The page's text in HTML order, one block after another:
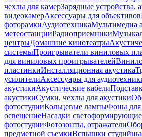
чехлы для камерЗарядные устройства,
видеокамерАксессуары для объективов
фоторамкиАудиотехникаМультимедиа
метеостанцииРадиоприемники
центрыДомашние кинотеатры
системыПроигрыватели виниловых
для виниловых проигрывателей
пластинкиИнсталляционная акустика
усилителиАксессуары для
акустикиАкустические кабели
акустикиСумки, чехлы для акустики
фотостудииКольцевые лампыФоны для
освещениеНасадки
фотостудииФотозонты, отражатели
предметной съемкиВспышки